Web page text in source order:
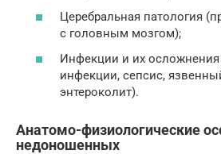
Церебральная патология
с головным мозгом);
Инфекции и их осложнения
инфекции, сепсис,
энтероколит).
Анатомо-физиологические
недоношенных